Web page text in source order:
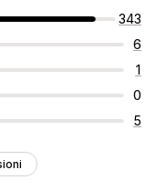
343
6
1
0
5